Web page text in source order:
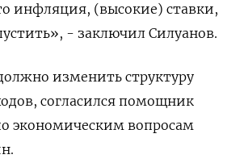
инфляция, (высокие) ставки,
- заключил Силуанов.
изменить структуру
согласился помощник
экономическим вопросам